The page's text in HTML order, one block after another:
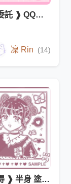
❰ 一般委託 ❱ QQ吊飾🍓
凜 Rin (14)
❰ 拍立得 ❱ 半身 塗鴉 單色 📷